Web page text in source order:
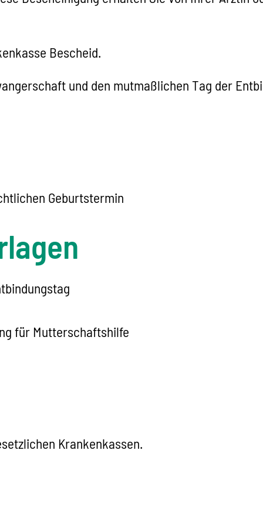
Bescheid.
und den mutmaßlichen Tag der
Geburtstermin
für Mutterschaftshilfe
Krankenkassen.